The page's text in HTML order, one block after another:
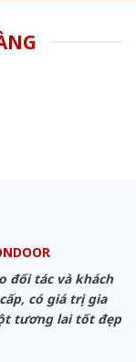
đối tác và khách
có giá trị gia
tương lai tốt đẹp